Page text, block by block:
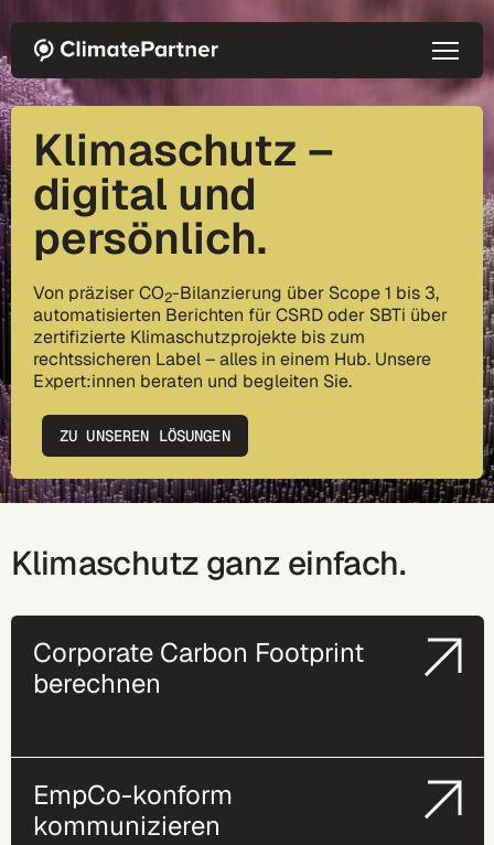
Klimaschutz –
digital und
persönlich.
Von präziser CO2-Bilanzierung über Scope 1 bis 3,
automatisierten Berichten für CSRD oder SBTi über
zertifizierte Klimaschutzprojekte bis zum
rechtssicheren Label – alles in einem Hub. Unsere
Expert:innen beraten und begleiten Sie.
ZU UNSEREN LÖSUNGEN
Klimaschutz ganz einfach.
Corporate Carbon Footprint
berechnen
EmpCo-konform
kommunizieren